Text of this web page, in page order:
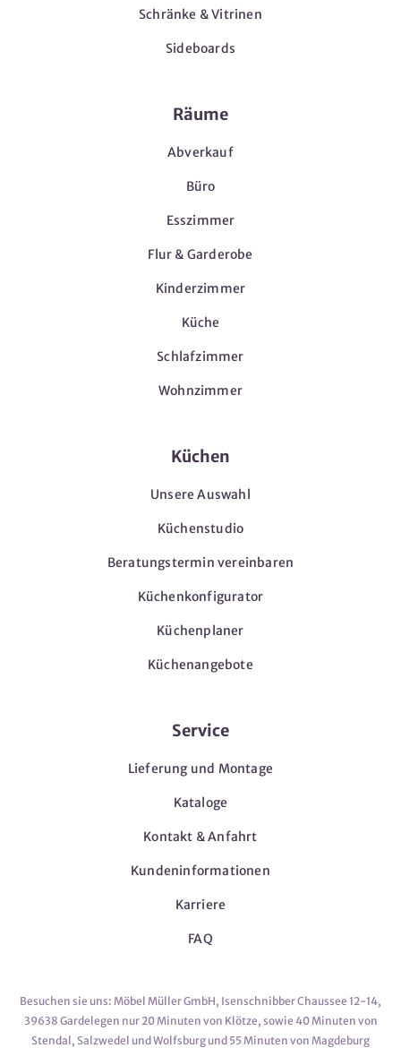
Schränke & Vitrinen
Sideboards
Räume
Abverkauf
Büro
Esszimmer
Flur & Garderobe
Kinderzimmer
Küche
Schlafzimmer
Wohnzimmer
Küchen
Unsere Auswahl
Küchenstudio
Beratungstermin vereinbaren
Küchenkonfigurator
Küchenplaner
Küchenangebote
Service
Lieferung und Montage
Kataloge
Kontakt & Anfahrt
Kundeninformationen
Karriere
FAQ
Besuchen sie uns: Möbel Müller GmbH, Isenschnibber Chaussee 12-14,
39638 Gardelegen nur 20 Minuten von Klötze, sowie 40 Minuten von
Stendal, Salzwedel und Wolfsburg und 55 Minuten von Magdeburg